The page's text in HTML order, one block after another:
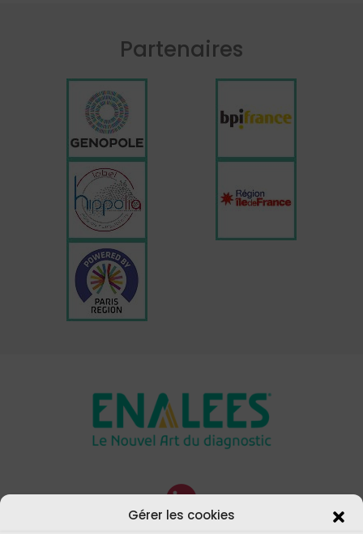
Gérer les cookies
Partenaires